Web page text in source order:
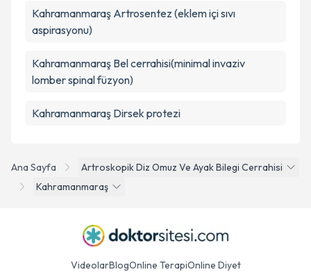
Ana Sayfa
Artroskopik Diz Omuz Ve Ayak Bilegi Cerrahisi
Kahramanmaraş
Kahramanmaraş Artrosentez (eklem içi sıvı
aspirasyonu)
Kahramanmaraş Bel cerrahisi(minimal invaziv
lomber spinal füzyon)
Kahramanmaraş Dirsek protezi
VideolarBlogOnline TerapiOnline Diyet